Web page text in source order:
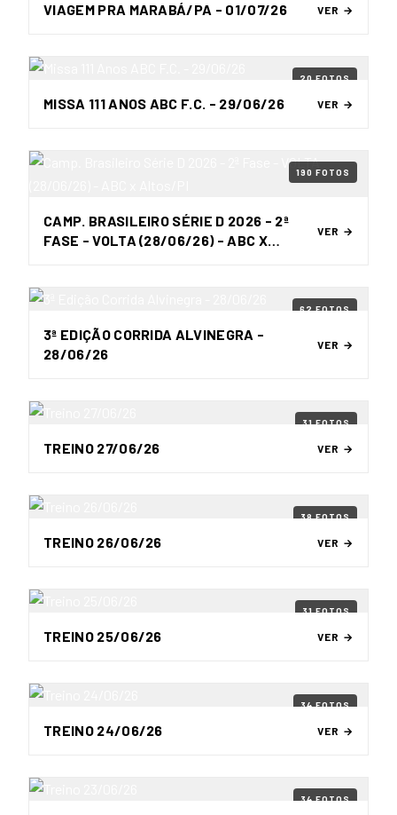
VIAGEM PRA MARABÁ/PA - 01/07/26 VER →
20 FOTOS
MISSA 111 ANOS ABC F.C. - 29/06/26 VER →
190 FOTOS
CAMP. BRASILEIRO SÉRIE D 2026 - 2ª
FASE - VOLTA (28/06/26) - ABC X
VER →
62 FOTOS
3ª EDIÇÃO CORRIDA ALVINEGRA -
28/06/26
VER →
31 FOTOS
TREINO 27/06/26 VER →
38 FOTOS
TREINO 26/06/26 VER →
31 FOTOS
TREINO 25/06/26 VER →
34 FOTOS
TREINO 24/06/26 VER →
34 FOTOS